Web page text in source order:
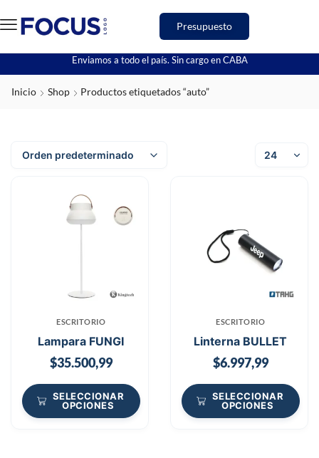
Presupuesto
Enviamos a todo el país. Sin cargo en CABA
Inicio Shop Productos etiquetados “auto”
ESCRITORIO
Lampara FUNGI
$35.500,99
SELECCIONAR
OPCIONES
ESCRITORIO
Linterna BULLET
$6.997,99
SELECCIONAR
OPCIONES